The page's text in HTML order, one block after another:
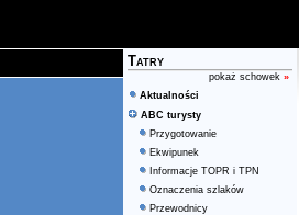
Tatry
pokaż schowek »
Aktualności
ABC turysty
Przygotowanie
Ekwipunek
Informacje TOPR i TPN
Oznaczenia szlaków
Przewodnicy